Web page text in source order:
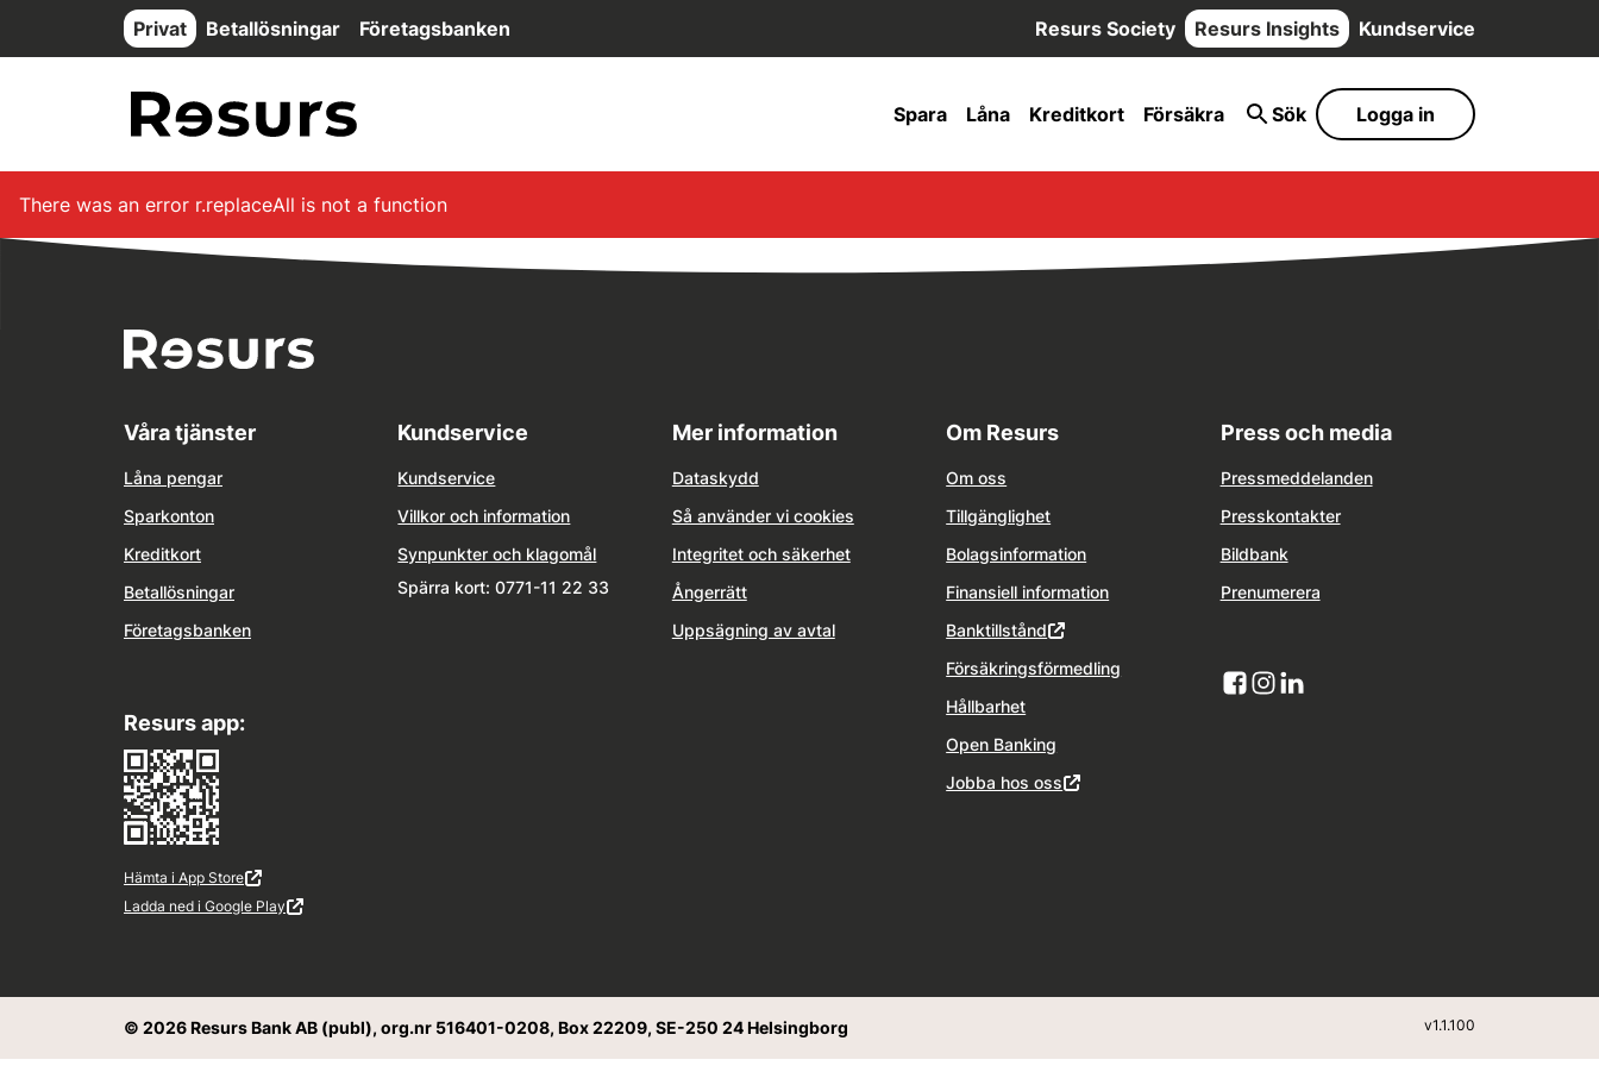
Hoppa till huvudinnehåll
Privat Betallösningar Företagsbanken Resurs Society Resurs Insights Kundservice
Spara Låna Kreditkort Försäkra Sök Logga in
There was an error r.replaceAll is not a function
Våra tjänster
Låna pengar
Sparkonton
Kreditkort
Betallösningar
Företagsbanken
Resurs app:
Hämta i App Store
Extern länk Öppnas i ny flik
Ladda ned i Google Play
Extern länk Öppnas i ny flik
Kundservice
Kundservice
Villkor och information
Synpunkter och klagomål
Spärra kort: 0771-11 22 33
Mer information
Dataskydd
Så använder vi cookies
Integritet och säkerhet
Ångerrätt
Uppsägning av avtal
Om Resurs
Om oss
Tillgänglighet
Bolagsinformation
Finansiell information
Banktillstånd
Försäkringsförmedling
Hållbarhet
Open Banking
Jobba hos oss
Press och media
Pressmeddelanden
Presskontakter
Bildbank
Prenumerera
© 2026 Resurs Bank AB (publ), org.nr 516401-0208, Box 22209, SE-250 24 Helsingborg v1.1.100